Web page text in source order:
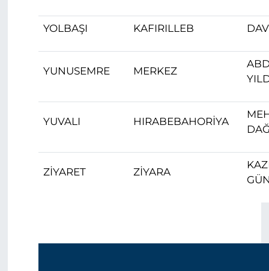
YOLBAŞI KAFIRILLEB
YUNUSEMRE MERKEZ
YUVALI HIRABEBAHORİYA
ZİYARET ZİYARA